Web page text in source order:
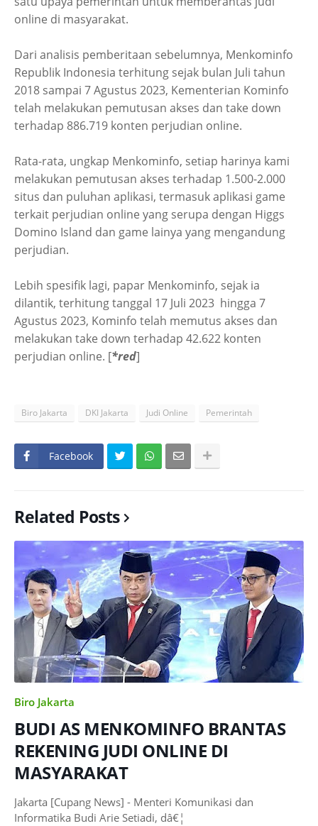
online di masyarakat.
Dari analisis pemberitaan sebelumnya, Menkominfo
Republik Indonesia terhitung sejak bulan Juli tahun
2018 sampai 7 Agustus 2023, Kementerian Kominfo
telah melakukan pemutusan akses dan take down
terhadap 886.719 konten perjudian online.
Rata-rata, ungkap Menkominfo, setiap harinya kami
melakukan pemutusan akses terhadap 1.500-2.000
situs dan puluhan aplikasi, termasuk aplikasi game
terkait perjudian online yang serupa dengan Higgs
Domino Island dan game lainya yang mengandung
perjudian.
Lebih spesifik lagi, papar Menkominfo, sejak ia
dilantik, terhitung tanggal 17 Juli 2023 hingga 7
Agustus 2023, Kominfo telah memutus akses dan
melakukan take down terhadap 42.622 konten
perjudian online. [*red]
Biro Jakarta DKI Jakarta Judi Online Pemerintah
Facebook
Related Posts
Biro Jakarta
BUDI AS MENKOMINFO BRANTAS
REKENING JUDI ONLINE DI
MASYARAKAT
Jakarta [Cupang News] - Menteri Komunikasi dan
Informatika Budi Arie Setiadi, dâ€¦